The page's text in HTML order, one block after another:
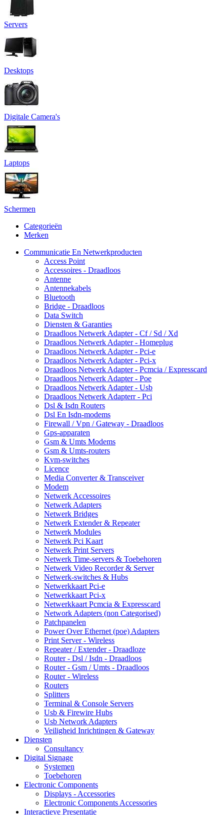
Servers
Desktops
Digitale Camera's
Laptops
Schermen
Categorieën
Merken
Communicatie En Netwerkproducten
Access Point
Accessoires - Draadloos
Antenne
Antennekabels
Bluetooth
Bridge - Draadloos
Data Switch
Diensten & Garanties
Draadloos Netwerk Adapter - Cf / Sd / Xd
Draadloos Netwerk Adapter - Homeplug
Draadloos Netwerk Adapter - Pci-e
Draadloos Netwerk Adapter - Pci-x
Draadloos Netwerk Adapter - Pcmcia / Expresscard
Draadloos Netwerk Adapter - Poe
Draadloos Netwerk Adapter - Usb
Draadloos Netwerk Adapterr - Pci
Dsl & Isdn Routers
Dsl En Isdn-modems
Firewall / Vpn / Gateway - Draadloos
Gps-apparaten
Gsm & Umts Modems
Gsm & Umts-routers
Kvm-switches
Licence
Media Converter & Transceiver
Modem
Netwerk Accessoires
Netwerk Adapters
Netwerk Bridges
Netwerk Extender & Repeater
Netwerk Modules
Netwerk Pci Kaart
Netwerk Print Servers
Netwerk Time-servers & Toebehoren
Netwerk Video Recorder & Server
Netwerk-switches & Hubs
Netwerkkaart Pci-e
Netwerkkaart Pci-x
Netwerkkaart Pcmcia & Expresscard
Network Adapters (non Categorised)
Patchpanelen
Power Over Ethernet (poe) Adapters
Print Server - Wireless
Repeater / Extender - Draadloze
Router - Dsl / Isdn - Draadloos
Router - Gsm / Umts - Draadloos
Router - Wireless
Routers
Splitters
Terminal & Console Servers
Usb & Firewire Hubs
Usb Network Adapters
Veiligheid Inrichtingen & Gateway
Diensten
Consultancy
Digital Signage
Systemen
Toebehoren
Electronic Components
Displays - Accessories
Electronic Components Accessories
Interactieve Presentatie